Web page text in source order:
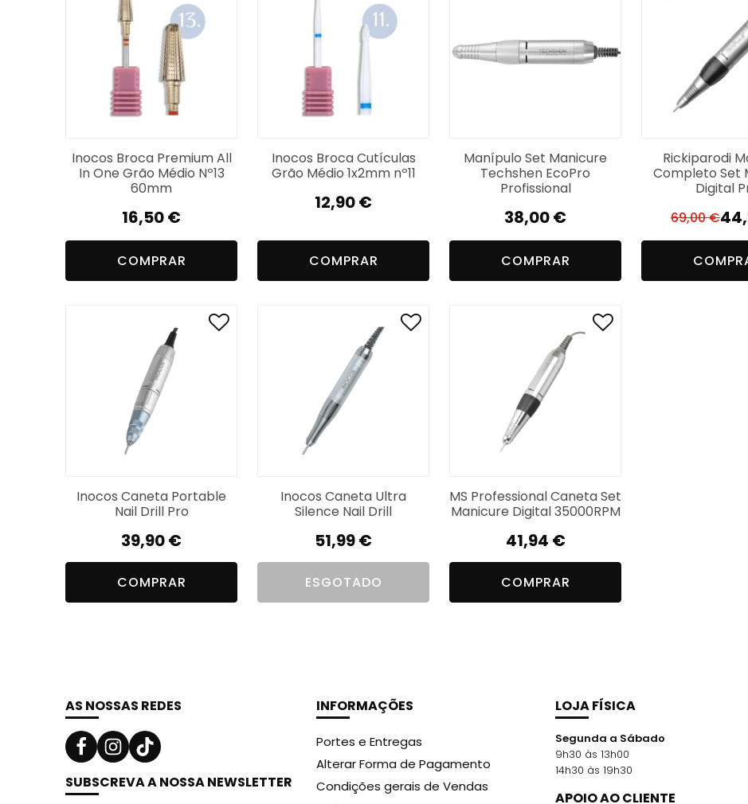
Inocos Broca Premium All
In One Grão Médio Nº13
60mm
16,50€
COMPRAR
Inocos Broca Cutículas
Grão Médio 1x2mm nº11
12,90€
COMPRAR
Manípulo Set Manicure
Techshen EcoPro
Profissional
38,00€
COMPRAR
Rickiparodi
Completo Set
Digital
69,00€ O
O
é:
Inocos Caneta Portable
Nail Drill Pro
39,90€
COMPRAR
Inocos Caneta Ultra
Silence Nail Drill
51,99€
ESGOTADO
MS Professional Caneta Set
Manicure Digital 35000RPM
41,94 €
COMPRAR
AS NOSSAS REDES
SUBSCREVA A NOSSA NEWSLETTER
INFORMAÇÕES
Portes e Entregas
Alterar Forma de Pagamento
Condições gerais de Vendas
LOJA FÍSICA
Segunda a Sábado
9h30 às 13h00
14h30 às 19h30
APOIO AO CLIENTE